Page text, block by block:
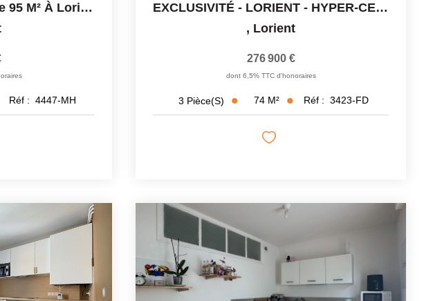
Appartement Familial De 95 M² À Lorient Avec Garage, Cave...
Réf : 4447-MH
EXCLUSIVITÉ - LORIENT - HYPER-CENTRE - COUP DE COEUR
, Lorient
276 900 €
dont 6,5% TTC d'honoraires
3 Pièce(s) 74 M² Réf : 3423-FD